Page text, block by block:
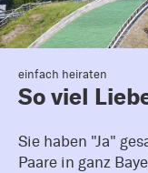
einfach heiraten
So viel
Sie haben "Ja"
Paare in ganz